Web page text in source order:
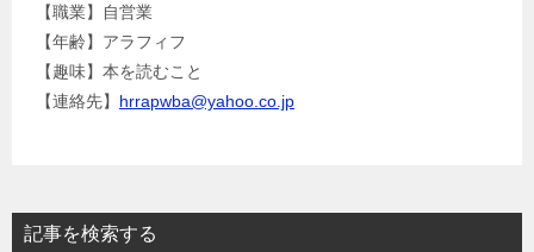
【職業】自営業
【年齢】アラフィフ
【趣味】本を読むこと
【連絡先】 hrrapwba@yahoo.co.jp
記事を検索する